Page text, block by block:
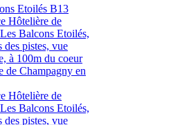
Etoilés B13
Hôtelière de
Balcons Etoilés,
des pistes, vue
à 100m du coeur
de Champagny en
Hôtelière de
Balcons Etoilés,
des pistes, vue